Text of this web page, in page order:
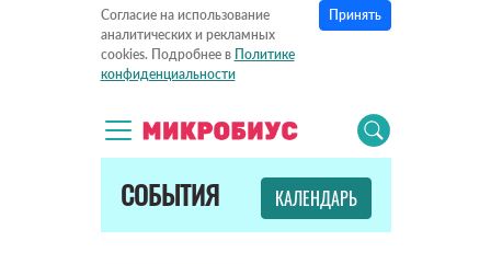
Согласие на использование
аналитических и рекламных
cookies. Подробнее в Политике
конфиденциальности
Принять
СОБЫТИЯ КАЛЕНДАРЬ